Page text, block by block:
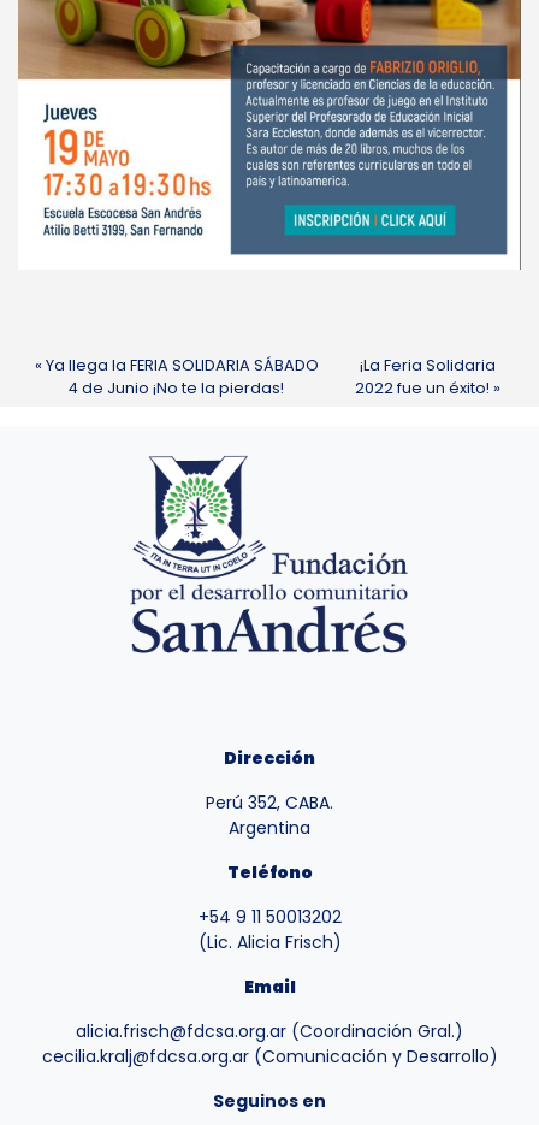
Ya llega la FERIA SOLIDARIA SÁBADO
4 de Junio ¡No te la pierdas!
¡La Feria Solidaria
2022 fue un éxito!
Dirección
Perú 352, CABA.
Argentina
Teléfono
+54 9 11 50013202
(Lic. Alicia Frisch)
Email
alicia.frisch@fdcsa.org.ar (Coordinación Gral.)
cecilia.kralj@fdcsa.org.ar (Comunicación y Desarrollo)
Seguinos en